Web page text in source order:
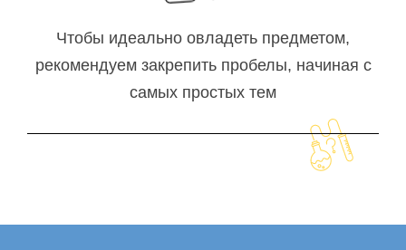
Чтобы идеально овладеть предметом,
рекомендуем закрепить пробелы, начиная с
самых простых тем